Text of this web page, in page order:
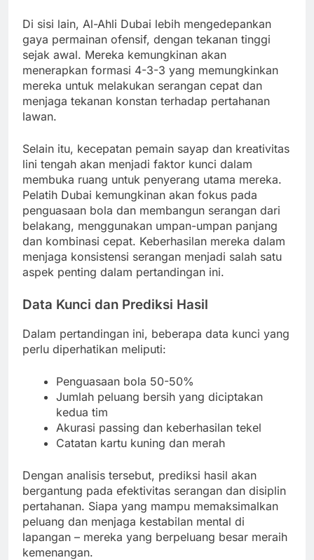
Di sisi lain, Al-Ahli Dubai lebih mengedepankan
gaya permainan ofensif, dengan tekanan tinggi
sejak awal. Mereka kemungkinan akan
menerapkan formasi 4-3-3 yang memungkinkan
mereka untuk melakukan serangan cepat dan
menjaga tekanan konstan terhadap pertahanan
lawan.
Selain itu, kecepatan pemain sayap dan kreativitas
lini tengah akan menjadi faktor kunci dalam
membuka ruang untuk penyerang utama mereka.
Pelatih Dubai kemungkinan akan fokus pada
penguasaan bola dan membangun serangan dari
belakang, menggunakan umpan-umpan panjang
dan kombinasi cepat. Keberhasilan mereka dalam
menjaga konsistensi serangan menjadi salah satu
aspek penting dalam pertandingan ini.
Data Kunci dan Prediksi Hasil
Dalam pertandingan ini, beberapa data kunci yang
perlu diperhatikan meliputi:
Penguasaan bola 50-50%
Jumlah peluang bersih yang diciptakan
kedua tim
Akurasi passing dan keberhasilan tekel
Catatan kartu kuning dan merah
Dengan analisis tersebut, prediksi hasil akan
bergantung pada efektivitas serangan dan disiplin
pertahanan. Siapa yang mampu memaksimalkan
peluang dan menjaga kestabilan mental di
lapangan – mereka yang berpeluang besar meraih
kemenangan.